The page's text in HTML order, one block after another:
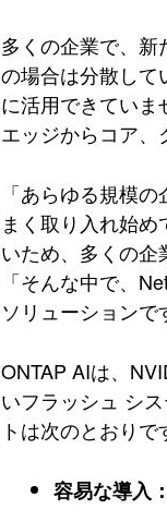
多くの企業で、
の場合は分散して
に活用できてい
エッジからコア、
「あらゆる規模
まく取り入れ始
いため、多くの企
「そんな中で、
ソリューションで
ONTAP AIは、
いフラッシュ シ
トは次のとおりで
容易な導入：